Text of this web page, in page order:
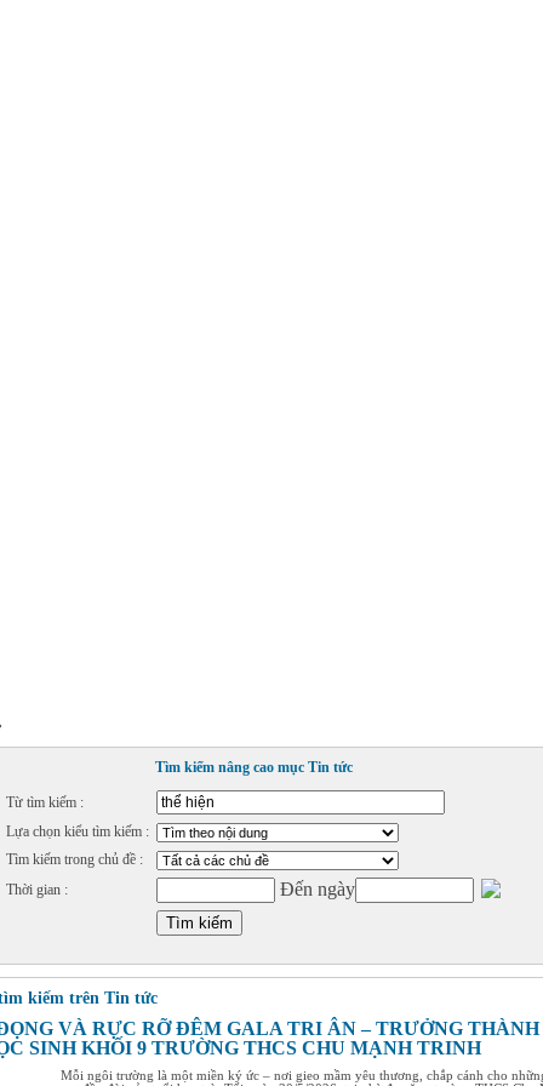
Tìm kiếm nâng cao mục Tin tức
Từ tìm kiếm :
Lựa chọn kiểu tìm kiếm :
Tìm kiếm trong chủ đề :
Thời gian :
Đến ngày
kiếm trên Tin tức
VÀ RỰC RỠ ĐÊM GALA TRI ÂN – TRƯỞNG THÀNH
SINH KHỐI 9 TRƯỜNG THCS CHU MẠNH TRINH
Mỗi ngôi trường là một miền ký ức – nơi gieo mầm yêu thương, chắp cánh cho